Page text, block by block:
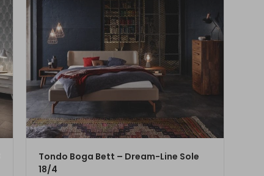
Tondo Boga Bett – Dream-Line Sole
18/4